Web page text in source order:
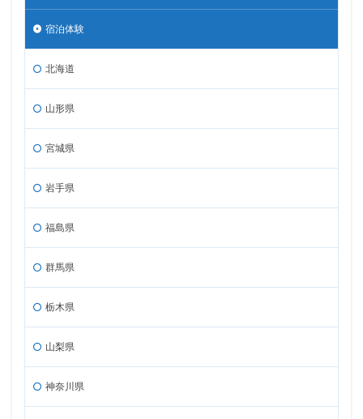
宿泊体験
北海道
山形県
宮城県
岩手県
福島県
群馬県
栃木県
山梨県
神奈川県